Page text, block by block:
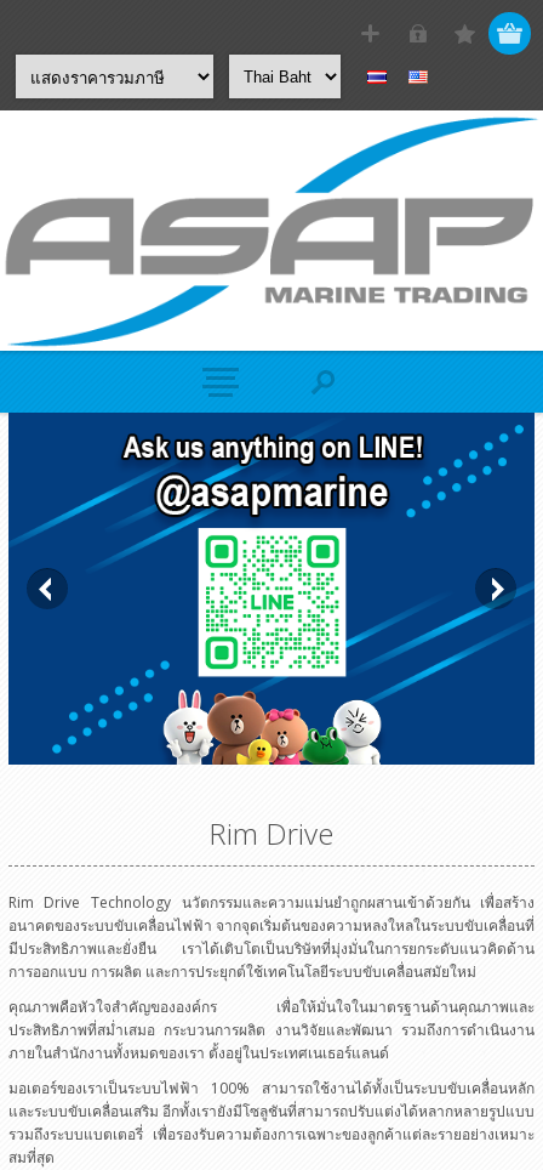
Rim Drive
Rim Drive Technology นวัตกรรมและความแม่นยำถูกผสานเข้าด้วยกัน เพื่อสร้าง
อนาคตของระบบขับเคลื่อนไฟฟ้า จากจุดเริ่มต้นของความหลงใหลในระบบขับเคลื่อนที่
มีประสิทธิภาพและยั่งยืน เราได้เติบโตเป็นบริษัทที่มุ่งมั่นในการยกระดับแนวคิดด้าน
การออกแบบ การผลิต และการประยุกต์ใช้เทคโนโลยีระบบขับเคลื่อนสมัยใหม่
คุณภาพคือหัวใจสำคัญขององค์กร เพื่อให้มั่นใจในมาตรฐานด้านคุณภาพและ
ประสิทธิภาพที่สม่ำเสมอ กระบวนการผลิต งานวิจัยและพัฒนา รวมถึงการดำเนินงาน
ภายในสำนักงานทั้งหมดของเรา ตั้งอยู่ในประเทศเนเธอร์แลนด์
มอเตอร์ของเราเป็นระบบไฟฟ้า 100% สามารถใช้งานได้ทั้งเป็นระบบขับเคลื่อนหลัก
และระบบขับเคลื่อนเสริม อีกทั้งเรายังมีโซลูชันที่สามารถปรับแต่งได้หลากหลายรูปแบบ
รวมถึงระบบแบตเตอรี่ เพื่อรองรับความต้องการเฉพาะของลูกค้าแต่ละรายอย่างเหมาะ
สมที่สุด